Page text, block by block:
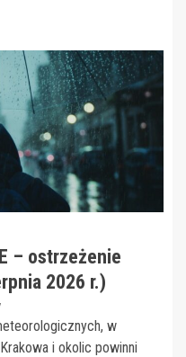
– ostrzeżenie
2026 r.)
w
i okolic powinni